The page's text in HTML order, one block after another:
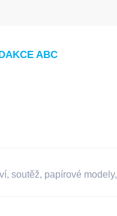
ABC
, soutěž, papírové modely,